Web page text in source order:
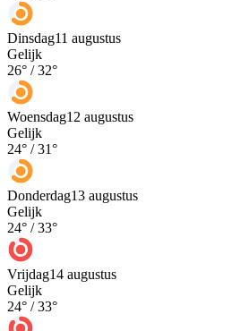
Dinsdag11 augustus
Gelijk
26° /32°
Woensdag12 augustus
Gelijk
24° /31°
Donderdag13 augustus
Gelijk
24° /33°
Vrijdag14 augustus
Gelijk
24° /33°